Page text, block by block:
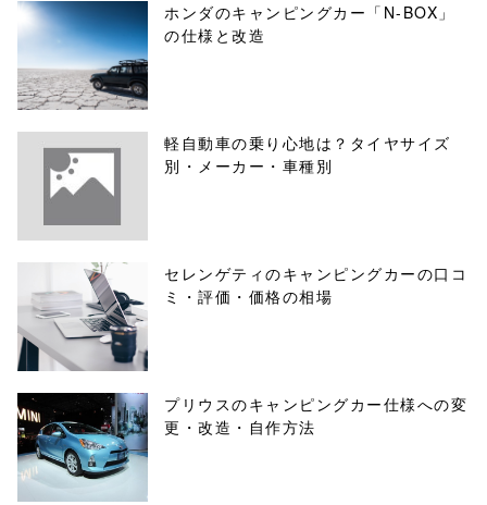
ホンダのキャンピングカー「N-BOX」
の仕様と改造
軽自動車の乗り心地は？タイヤサイズ
別・メーカー・車種別
セレンゲティのキャンピングカーの口コ
ミ・評価・価格の相場
プリウスのキャンピングカー仕様への変
更・改造・自作方法